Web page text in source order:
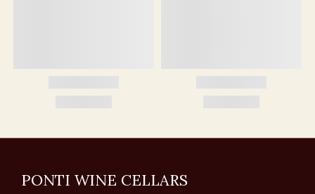
PONTI WINE CELLARS